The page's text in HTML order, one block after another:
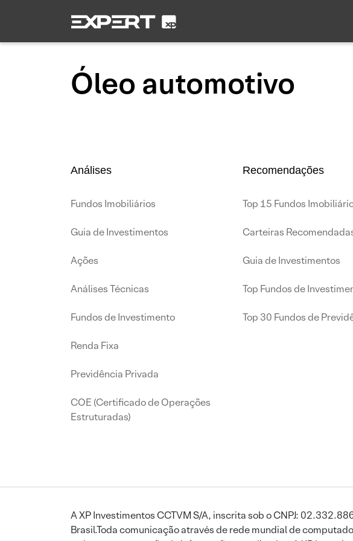
Óleo automotivo
Análises
Fundos Imobiliários
Guia de Investimentos
Ações
Análises Técnicas
Fundos de Investimento
Renda Fixa
Previdência Privada
COE (Certificado de Operações
Estruturadas)
Recomendações
Top 15 Fundos
Carteiras
Guia de Investimentos
Top Fundos de
Top 30 Fundos de
A XP Investimentos CCTVM S/A, inscrita sob o CNPJ:
Brasil.Toda comunicação através de rede mundial de